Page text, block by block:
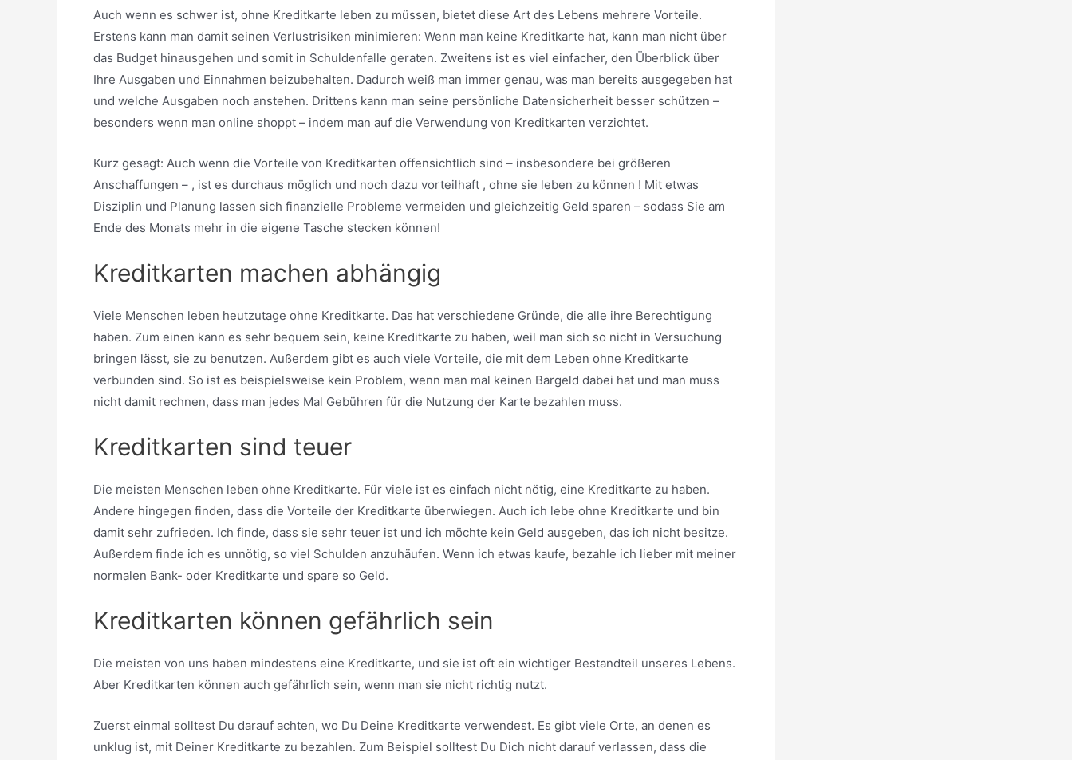
Auch wenn es schwer ist, ohne Kreditkarte leben zu müssen, bietet diese Art des Lebens mehrere Vorteile.
Erstens kann man damit seinen Verlustrisiken minimieren: Wenn man keine Kreditkarte hat, kann man nicht über
das Budget hinausgehen und somit in Schuldenfalle geraten. Zweitens ist es viel einfacher, den Überblick über
Ihre Ausgaben und Einnahmen beizubehalten. Dadurch weiß man immer genau, was man bereits ausgegeben hat
und welche Ausgaben noch anstehen. Drittens kann man seine persönliche Datensicherheit besser schützen –
besonders wenn man online shoppt – indem man auf die Verwendung von Kreditkarten verzichtet.
Kurz gesagt: Auch wenn die Vorteile von Kreditkarten offensichtlich sind – insbesondere bei größeren
Anschaffungen – , ist es durchaus möglich und noch dazu vorteilhaft , ohne sie leben zu können ! Mit etwas
Disziplin und Planung lassen sich finanzielle Probleme vermeiden und gleichzeitig Geld sparen – sodass Sie am
Ende des Monats mehr in die eigene Tasche stecken können!
Kreditkarten machen abhängig
Viele Menschen leben heutzutage ohne Kreditkarte. Das hat verschiedene Gründe, die alle ihre Berechtigung
haben. Zum einen kann es sehr bequem sein, keine Kreditkarte zu haben, weil man sich so nicht in Versuchung
bringen lässt, sie zu benutzen. Außerdem gibt es auch viele Vorteile, die mit dem Leben ohne Kreditkarte
verbunden sind. So ist es beispielsweise kein Problem, wenn man mal keinen Bargeld dabei hat und man muss
nicht damit rechnen, dass man jedes Mal Gebühren für die Nutzung der Karte bezahlen muss.
Kreditkarten sind teuer
Die meisten Menschen leben ohne Kreditkarte. Für viele ist es einfach nicht nötig, eine Kreditkarte zu haben.
Andere hingegen finden, dass die Vorteile der Kreditkarte überwiegen. Auch ich lebe ohne Kreditkarte und bin
damit sehr zufrieden. Ich finde, dass sie sehr teuer ist und ich möchte kein Geld ausgeben, das ich nicht besitze.
Außerdem finde ich es unnötig, so viel Schulden anzuhäufen. Wenn ich etwas kaufe, bezahle ich lieber mit meiner
normalen Bank- oder Kreditkarte und spare so Geld.
Kreditkarten können gefährlich sein
Die meisten von uns haben mindestens eine Kreditkarte, und sie ist oft ein wichtiger Bestandteil unseres Lebens.
Aber Kreditkarten können auch gefährlich sein, wenn man sie nicht richtig nutzt.
Zuerst einmal solltest Du darauf achten, wo Du Deine Kreditkarte verwendest. Es gibt viele Orte, an denen es
unklug ist, mit Deiner Kreditkarte zu bezahlen. Zum Beispiel solltest Du Dich nicht darauf verlassen, dass die